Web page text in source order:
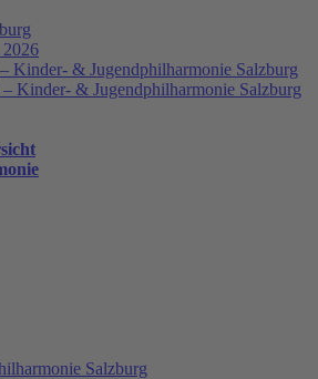
Kinder- & Jugendphilharmonie Salzburg
Kinder- & Jugendphilharmonie Salzburg
Salzburg